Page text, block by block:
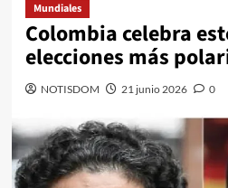
Mundiales
Colombia celebra
elecciones más
NOTISDOM 21 junio 2026 0